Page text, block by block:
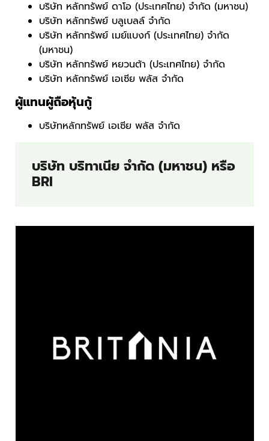
บริษัท หลักทรัพย์ ดาโอ (ประเทศไทย) จำกัด (มหาชน)
บริษัท หลักทรัพย์ บลูเบลล์ จำกัด
บริษัท หลักทรัพย์ เมย์แบงก์ (ประเทศไทย) จำกัด
(มหาชน)
บริษัท หลักทรัพย์ หยวนต้า (ประเทศไทย) จำกัด
บริษัท หลักทรัพย์ เอเซีย พลัส จำกัด
ผู้แทนผู้ถือหุ้นกู้
บริษัทหลักทรัพย์ เอเซีย พลัส จำกัด
บริษัท บริทาเนีย จำกัด (มหาชน) หรือ
BRI